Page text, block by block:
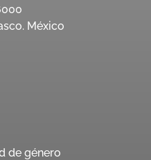
México
de género